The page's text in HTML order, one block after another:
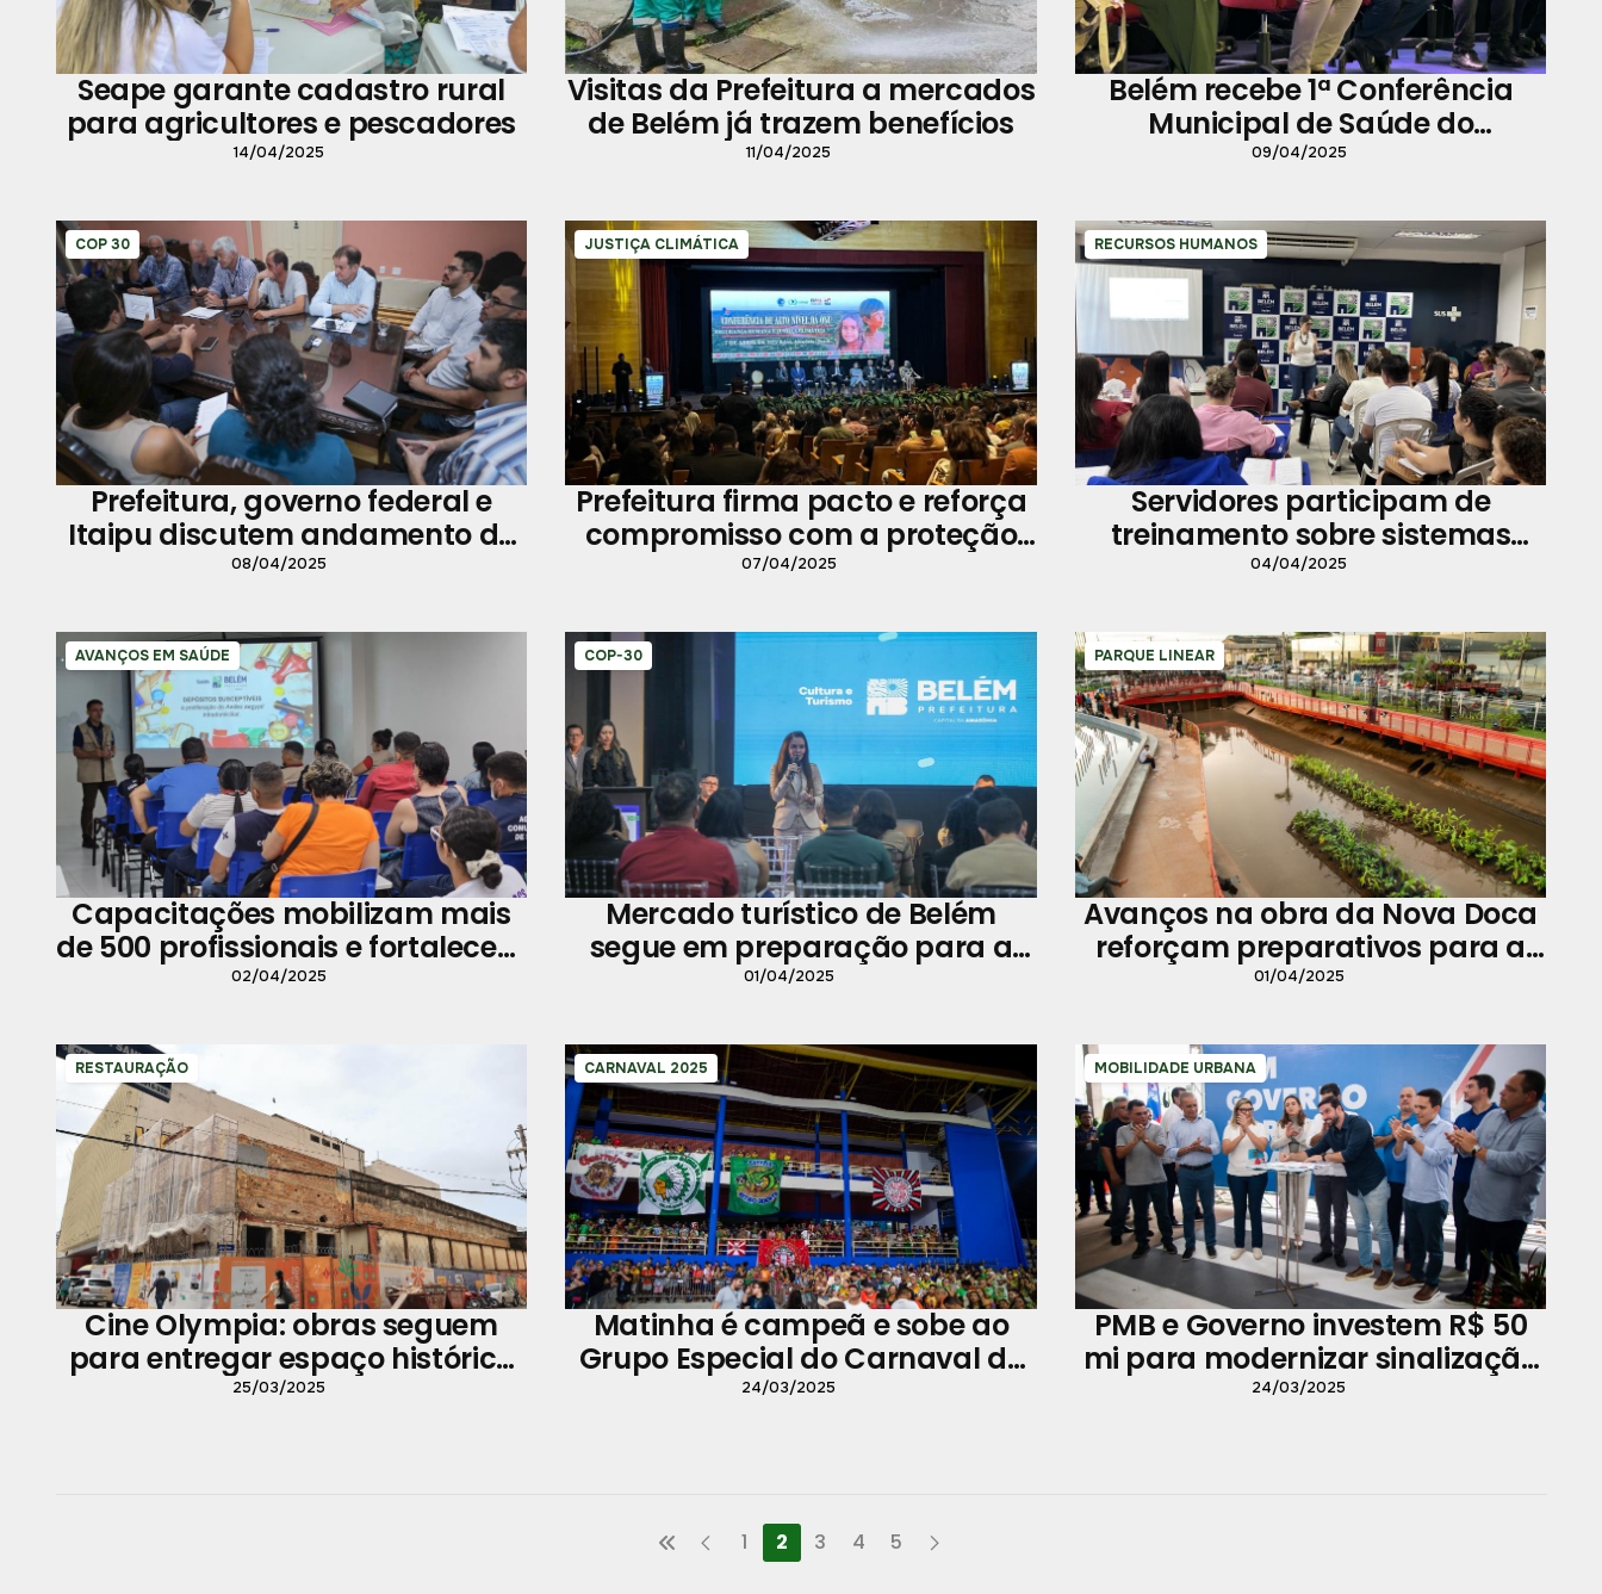
Seape garante cadastro rural
para agricultores e pescadores
14/04/2025
Visitas da Prefeitura a mercados
de Belém já trazem benefícios
11/04/2025
Belém recebe 1ª Conferência
Municipal de Saúde do
Trabalhador
09/04/2025
COP 30
Prefeitura, governo federal e
Itaipu discutem andamento de
obras
08/04/2025
JUSTIÇA CLIMÁTICA
Prefeitura firma pacto e reforça
compromisso com a proteção
infantil
07/04/2025
RECURSOS HUMANOS
Servidores participam de
treinamento sobre sistemas
administrativos
04/04/2025
AVANÇOS EM SAÚDE
Capacitações mobilizam mais
de 500 profissionais e fortalecem
a Saúde
02/04/2025
COP-30
Mercado turístico de Belém
segue em preparação para a
COP-30
01/04/2025
PARQUE LINEAR
Avanços na obra da Nova Doca
reforçam preparativos para a
COP-30
01/04/2025
RESTAURAÇÃO
Cine Olympia: obras seguem
para entregar espaço histórico
modernizado
25/03/2025
CARNAVAL 2025
Matinha é campeã e sobe ao
Grupo Especial do Carnaval de
Belém
24/03/2025
MOBILIDADE URBANA
PMB e Governo investem R$ 50
mi para modernizar sinalização
viária
24/03/2025
1 2 3 4 5